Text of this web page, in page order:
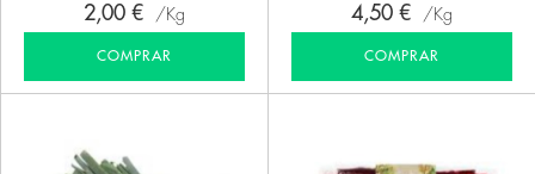
2,00 € Kg
COMPRAR
4,50 € Kg
COMPRAR